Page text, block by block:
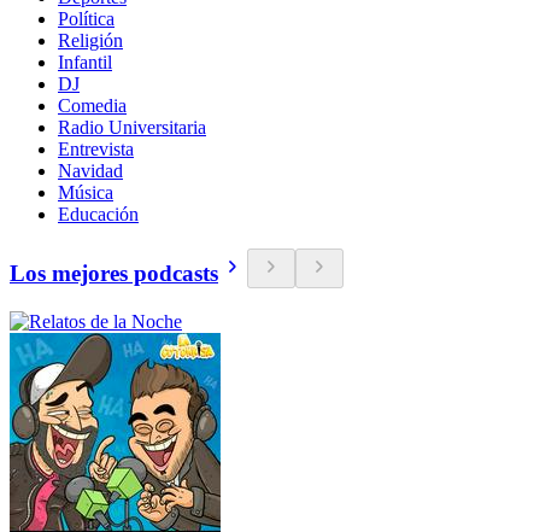
Política
Religión
Infantil
DJ
Comedia
Radio Universitaria
Entrevista
Navidad
Música
Educación
Los mejores podcasts